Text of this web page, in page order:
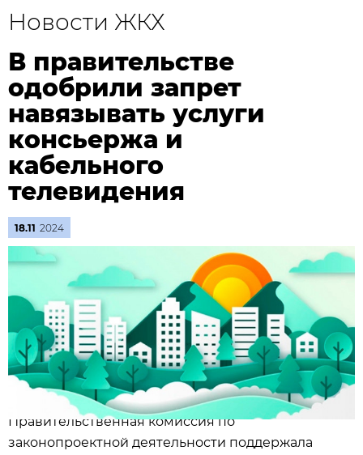
Новости ЖКХ
В правительстве
одобрили запрет
навязывать услуги
консьержа и
кабельного
телевидения
18.11 2024
Правительственная комиссия по
законопроектной деятельности поддержала